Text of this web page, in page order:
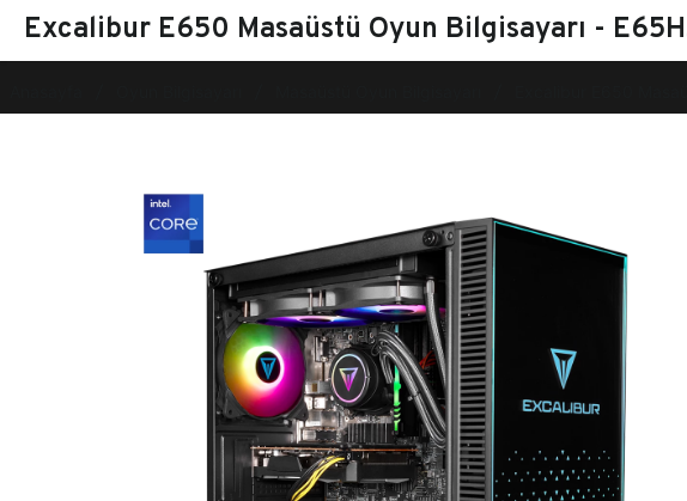
Excalibur E650 Masaüstü Oyun Bilgisayarı -